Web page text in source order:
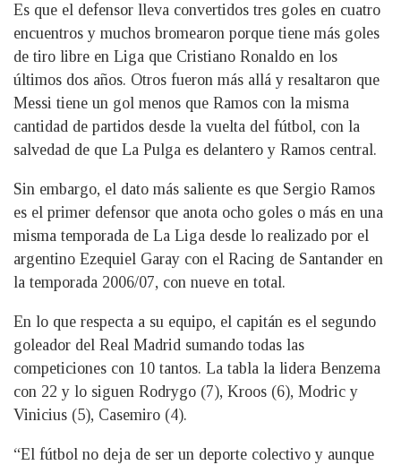
Es que el defensor lleva convertidos tres goles en cuatro
encuentros y muchos bromearon porque tiene más goles
de tiro libre en Liga que Cristiano Ronaldo en los
últimos dos años. Otros fueron más allá y resaltaron que
Messi tiene un gol menos que Ramos con la misma
cantidad de partidos desde la vuelta del fútbol, con la
salvedad de que La Pulga es delantero y Ramos central.
Sin embargo, el dato más saliente es que Sergio Ramos
es el primer defensor que anota ocho goles o más en una
misma temporada de La Liga desde lo realizado por el
argentino Ezequiel Garay con el Racing de Santander en
la temporada 2006/07, con nueve en total.
En lo que respecta a su equipo, el capitán es el segundo
goleador del Real Madrid sumando todas las
competiciones con 10 tantos. La tabla la lidera Benzema
con 22 y lo siguen Rodrygo (7), Kroos (6), Modric y
Vinicius (5), Casemiro (4).
“El fútbol no deja de ser un deporte colectivo y aunque